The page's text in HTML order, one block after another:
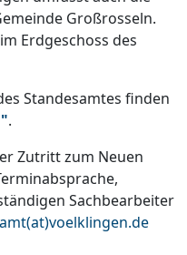
Großrosseln.
Erdgeschoss des
Standesamtes finden
.
Zutritt zum Neuen
Sachbearbeiter